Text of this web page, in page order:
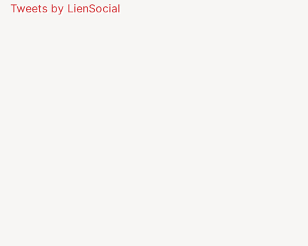
Tweets by LienSocial